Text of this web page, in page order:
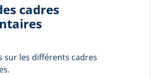
cadres
sur les différents cadres